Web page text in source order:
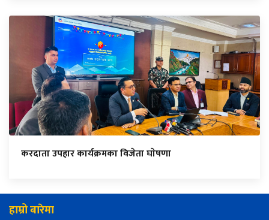
करदाता उपहार कार्यक्रमका विजेता घाेषणा
हाम्रो बारेमा